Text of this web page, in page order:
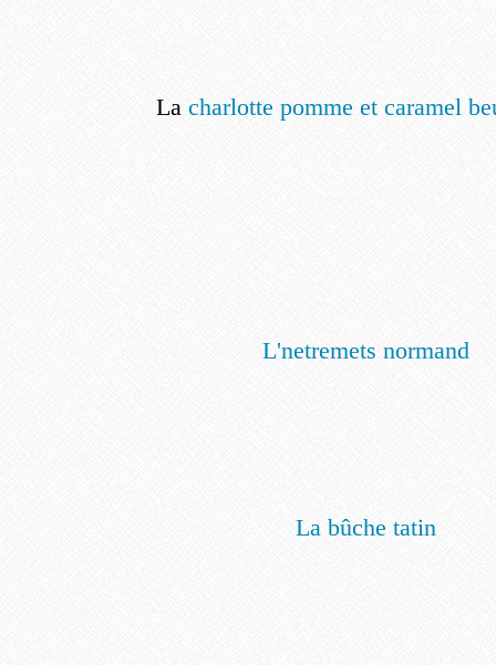
Lacharlotte pomme et caramel
L'netremets normand
La bûche tatin